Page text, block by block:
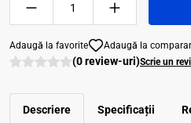
Adaugă la favorite Adaugă la
(0 review-uri)Scrie un
Descriere Specificații